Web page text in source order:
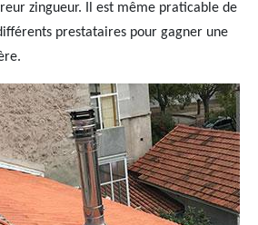
zingueur. Il est même praticable de
prestataires pour gagner une